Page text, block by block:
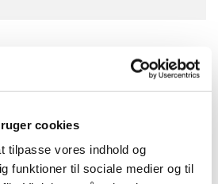
cookies
tilpasse vores indhold og
funktioner til sociale medier og til